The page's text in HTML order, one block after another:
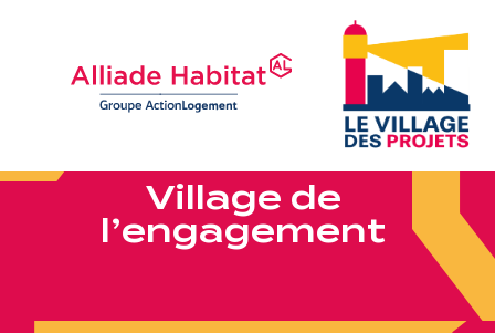
Village de
l’engagement